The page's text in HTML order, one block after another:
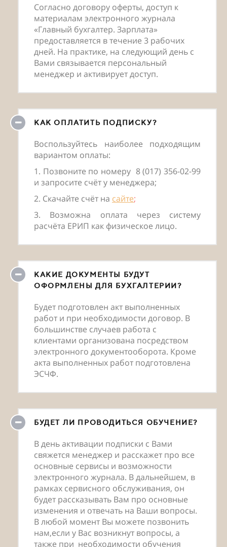
Согласно договору оферты, доступ к
материалам электронного журнала
«Главный бухгалтер. Зарплата»
предоставляется в течение 3 рабочих
дней. На практике, на следующий день с
Вами связывается персональный
менеджер и активирует доступ.
КАК ОПЛАТИТЬ ПОДПИСКУ?
Воспользуйтесь наиболее подходящим
вариантом оплаты:
1. Позвоните по номеру 8 (017) 356-02-99
и запросите счёт у менеджера;
2. Скачайте счёт на сайте;
3. Возможна оплата через систему
расчёта ЕРИП как физическое лицо.
КАКИЕ ДОКУМЕНТЫ БУДУТ
ОФОРМЛЕНЫ ДЛЯ БУХГАЛТЕРИИ?
Будет подготовлен акт выполненных
работ и при необходимости договор. В
большинстве случаев работа с
клиентами организована посредством
электронного документооборота. Кроме
акта выполненных работ подготовлена
ЭСЧФ.
БУДЕТ ЛИ ПРОВОДИТЬСЯ ОБУЧЕНИЕ?
В день активации подписки с Вами
свяжется менеджер и расскажет про все
основные сервисы и возможности
электронного журнала. В дальнейшем, в
рамках сервисного обслуживания, он
будет рассказывать Вам про основные
изменения и отвечать на Ваши вопросы.
В любой момент Вы можете позвонить
нам,если у Вас возникнут вопросы, а
также при необходимости обучения